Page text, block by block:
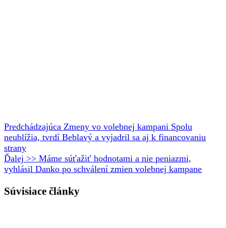
Predchádzajúca Zmeny vo volebnej kampani Spolu
neublížia, tvrdí Beblavý a vyjadril sa aj k financovaniu
strany
Ďalej >> Máme súťažiť hodnotami a nie peniazmi,
vyhlásil Danko po schválení zmien volebnej kampane
Súvisiace články